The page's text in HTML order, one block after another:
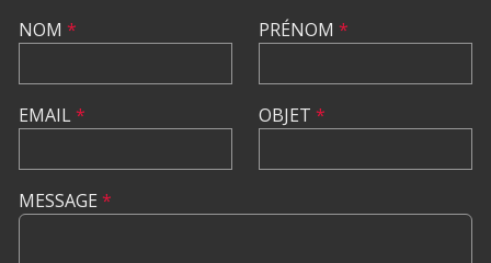
NOM *
EMAIL*
PRÉNOM *
OBJET *
MESSAGE *